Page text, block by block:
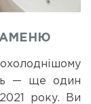
— ще один
року. Ви